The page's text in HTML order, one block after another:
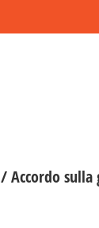
/Accordo